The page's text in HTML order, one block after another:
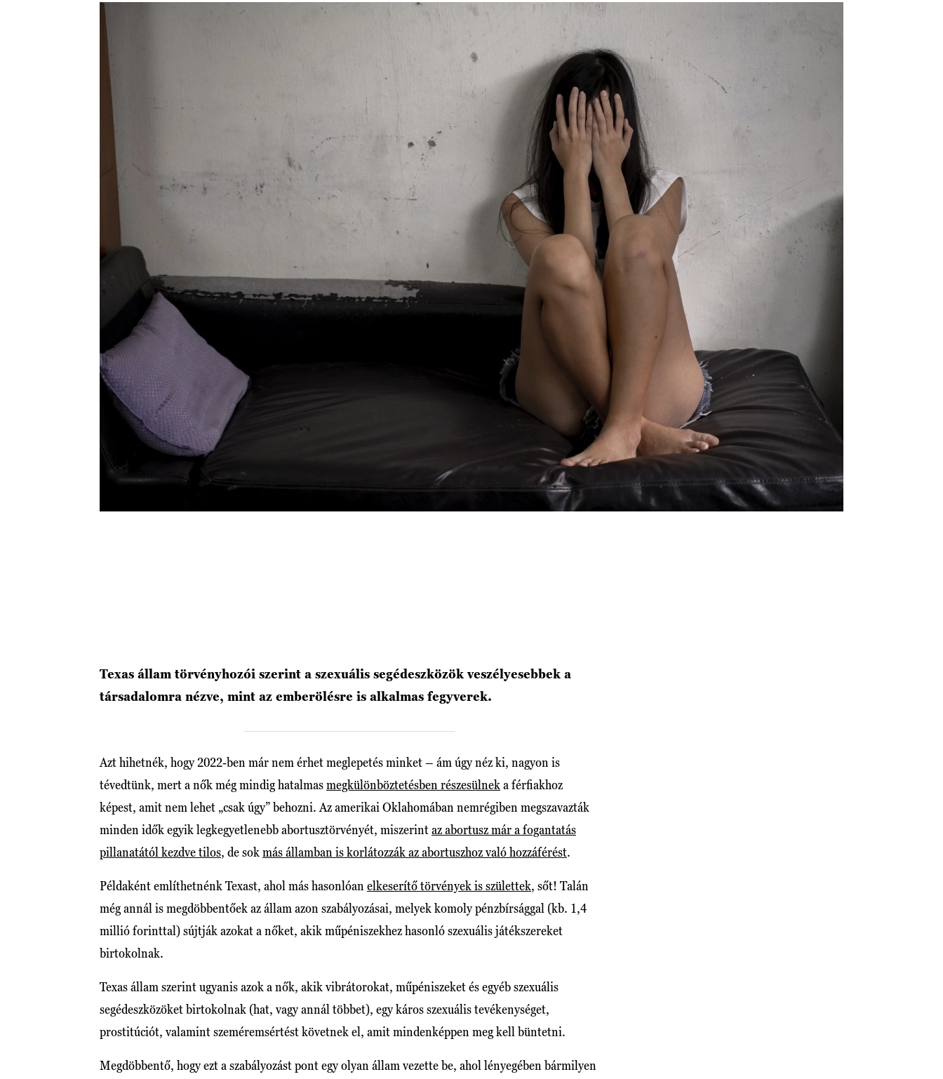
Texas állam törvényhozói szerint a szexuális segédeszközök veszélyesebbek a
társadalomra nézve, mint az emberölésre is alkalmas fegyverek.
Azt hihetnék, hogy 2022-ben már nem érhet meglepetés minket – ám úgy néz ki, nagyon is
tévedtünk, mert a nők még mindig hatalmasmegkülönböztetésben részesülneka férfiakhoz
képest, amit nem lehet „csak úgy” behozni. Az amerikai Oklahomában nemrégiben megszavazták
minden idők egyik legkegyetlenebb abortusztörvényét, miszerintaz abortusz már a fogantatás
pillanatától kezdve tilos, de sokmás államban is korlátozzák az abortuszhoz való hozzáférést.
Példaként említhetnénk Texast, ahol más hasonlóan elkeserítő törvények is születtek, sőt! Talán
még annál is megdöbbentőek az állam azon szabályozásai, melyek komoly pénzbírsággal (kb. 1,4
millió forinttal) sújtják azokat a nőket, akik műpéniszekhez hasonló szexuális játékszereket
birtokolnak.
Texas állam szerint ugyanis azok a nők, akik vibrátorokat, műpéniszeket és egyéb szexuális
segédeszközöket birtokolnak (hat, vagy annál többet), egy káros szexuális tevékenységet,
prostitúciót, valamint szeméremsértést követnek el, amit mindenképpen meg kell büntetni.
Megdöbbentő, hogy ezt a szabályozást pont egy olyan állam vezette be, ahol lényegében bármilyen